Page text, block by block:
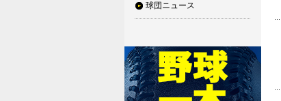
球団ニュース